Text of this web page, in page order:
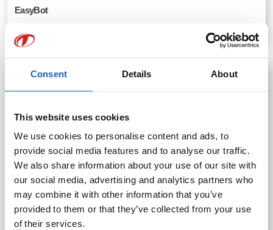
Consent Details About
This website uses cookies
We use cookies to personalise content and ads, to
provide social media features and to analyse our traffic.
We also share information about your use of our site with
our social media, advertising and analytics partners who
may combine it with other information that you’ve
provided to them or that they’ve collected from your use
of their services.
EasyBot